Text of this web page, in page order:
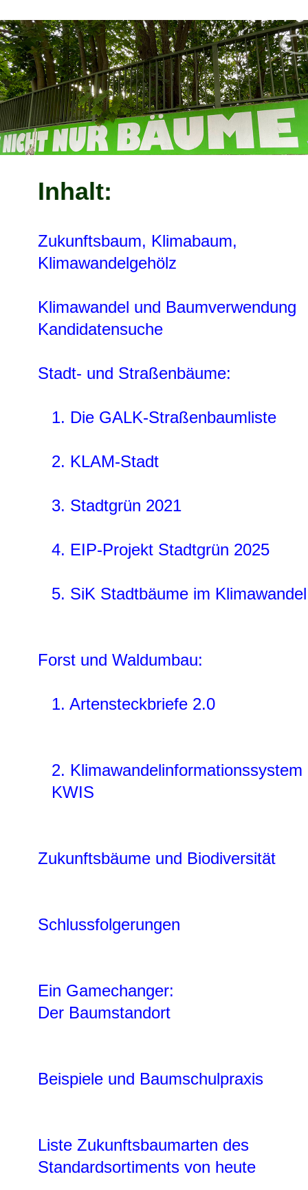
Inhalt:
Zukunftsbaum, Klimabaum,
Klimawandelgehölz
Klimawandel und Baumverwendung
Kandidatensuche
Stadt- und Straßenbäume:
1. Die GALK-Straßenbaumliste
2. KLAM-Stadt
3. Stadtgrün 2021
4. EIP-Projekt Stadtgrün 2025
5. SiK Stadtbäume im Klimawandel
Forst und Waldumbau:
1. Artensteckbriefe 2.0
2. Klimawandelinformationssystem
KWIS
Zukunftsbäume und Biodiversität
Schlussfolgerungen
Ein Gamechanger:
Der Baumstandort
Beispiele und Baumschulpraxis
Liste Zukunftsbaumarten des
Standardsortiments von heute